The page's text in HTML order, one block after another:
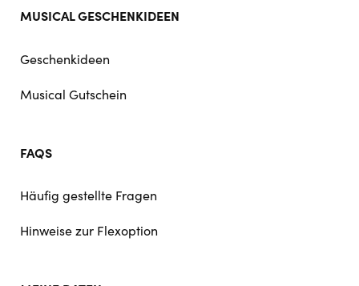
MUSICAL GESCHENKIDEEN
Geschenkideen
Musical Gutschein
FAQS
Häufig gestellte Fragen
Hinweise zur Flexoption